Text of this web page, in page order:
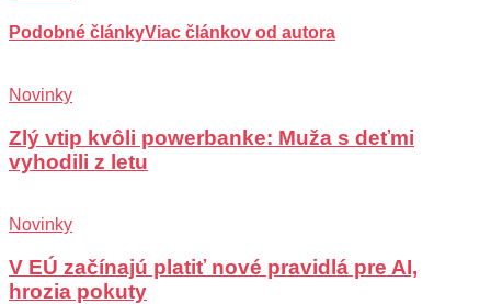
Podobné článkyViac článkov od autora
Novinky
Zlý vtip kvôli powerbanke: Muža s deťmi
vyhodili z letu
Novinky
V EÚ začínajú platiť nové pravidlá pre AI,
hrozia pokuty